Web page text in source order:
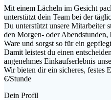
Mit einem Lächeln im Gesicht
unterstützt dein Team bei der
Du unterstützt unsere Mitarbeiter
den Morgen- oder
Ware und sorgst so für ein
Damit leistest du einen
angenehmes Einkaufserlebnis
Wir bieten dir ein sicheres, festes
€/Stunde
Dein Profil